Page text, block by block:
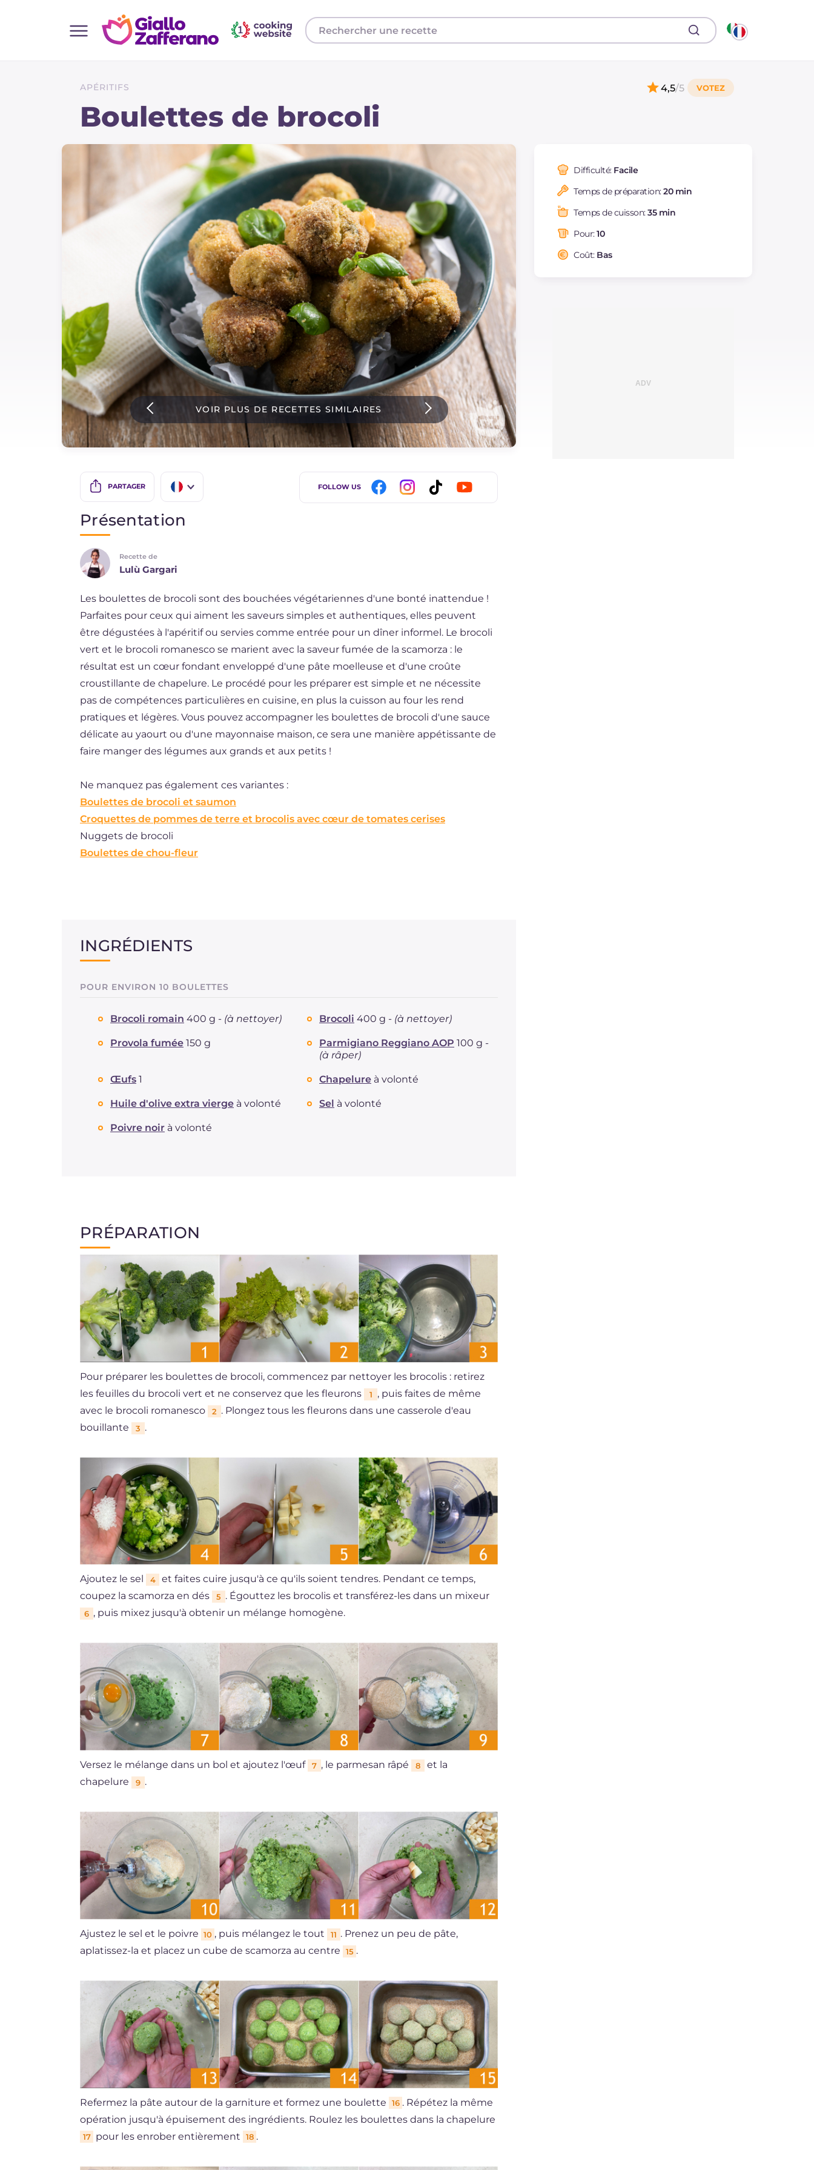
Toutes les recettes
Plats principaux
Accompagnement
Pizzas et focaccia
Dernieres recettes
IT Website
Instagram
YouTube
APÉRITIFS
Boulettes de brocoli
4,5/5
VOIR PLUS DE RECETTES SIMILAIRES
PARTAGER
BR
NL
FOLLOW US
Difficulté: Facile
Temps de préparation:20 min
Temps de cuisson:35 min
Pour:10
Coût: Bas
Présentation
Recette de
Lulù Gargari
Les boulettes de brocoli sont des bouchées végétariennes d'une bonté inattendue !
Parfaites pour ceux qui aiment les saveurs simples et authentiques, elles peuvent
être dégustées à l'apéritif ou servies comme entrée pour un dîner informel. Le brocoli
vert et le brocoli romanesco se marient avec la saveur fumée de la scamorza : le
résultat est un cœur fondant enveloppé d'une pâte moelleuse et d'une croûte
croustillante de chapelure. Le procédé pour les préparer est simple et ne nécessite
pas de compétences particulières en cuisine, en plus la cuisson au four les rend
pratiques et légères. Vous pouvez accompagner les boulettes de brocoli d'une sauce
délicate au yaourt ou d'une mayonnaise maison, ce sera une manière appétissante de
faire manger des légumes aux grands et aux petits !
Ne manquez pas également ces variantes :
Boulettes de brocoli et saumon
Croquettes de pommes de terre et brocolis avec cœur de tomates cerises
Nuggets de brocoli
Boulettes de chou-fleur
INGRÉDIENTS
POUR ENVIRON 10 BOULETTES
Brocoli romain 400 g - (à nettoyer) Brocoli 400 g - (à nettoyer)
Provola fumée 150 g Parmigiano Reggiano AOP 100 g -
(à râper)
Œufs 1 Chapelure à volonté
Huile d'olive extra vierge à volonté Sel à volonté
Poivre noir à volonté
PRÉPARATION
Pour préparer les boulettes de brocoli, commencez par nettoyer les brocolis : retirez
les feuilles du brocoli vert et ne conservez que les fleurons
1
, puis faites de même
avec le brocoli romanesco
2 . Plongez tous les fleurons dans une casserole d'eau
bouillante
3 .
Ajoutez le sel 4
et faites cuire jusqu'à ce qu'ils soient tendres. Pendant ce temps,
coupez la scamorza en dés
5 . Égouttez les brocolis et transférez-les dans un mixeur
6 , puis mixez jusqu'à obtenir un mélange homogène.
Versez le mélange dans un bol et ajoutez l'œuf 7 , le parmesan râpé 8
et la
chapelure
9 .
Ajustez le sel et le poivre 10 , puis mélangez le tout 11 . Prenez un peu de pâte,
aplatissez-la et placez un cube de scamorza au centre
15 .
Refermez la pâte autour de la garniture et formez une boulette 16 . Répétez la même
opération jusqu'à épuisement des ingrédients. Roulez les boulettes dans la chapelure
17 pour les enrober entièrement 18 .